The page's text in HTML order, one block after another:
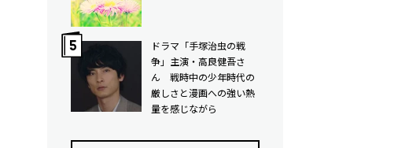
ドラマ「手塚治虫の戦
争」主演・高良健吾さ
ん 戦時中の少年時代の
厳しさと漫画への強い熱
量を感じながら